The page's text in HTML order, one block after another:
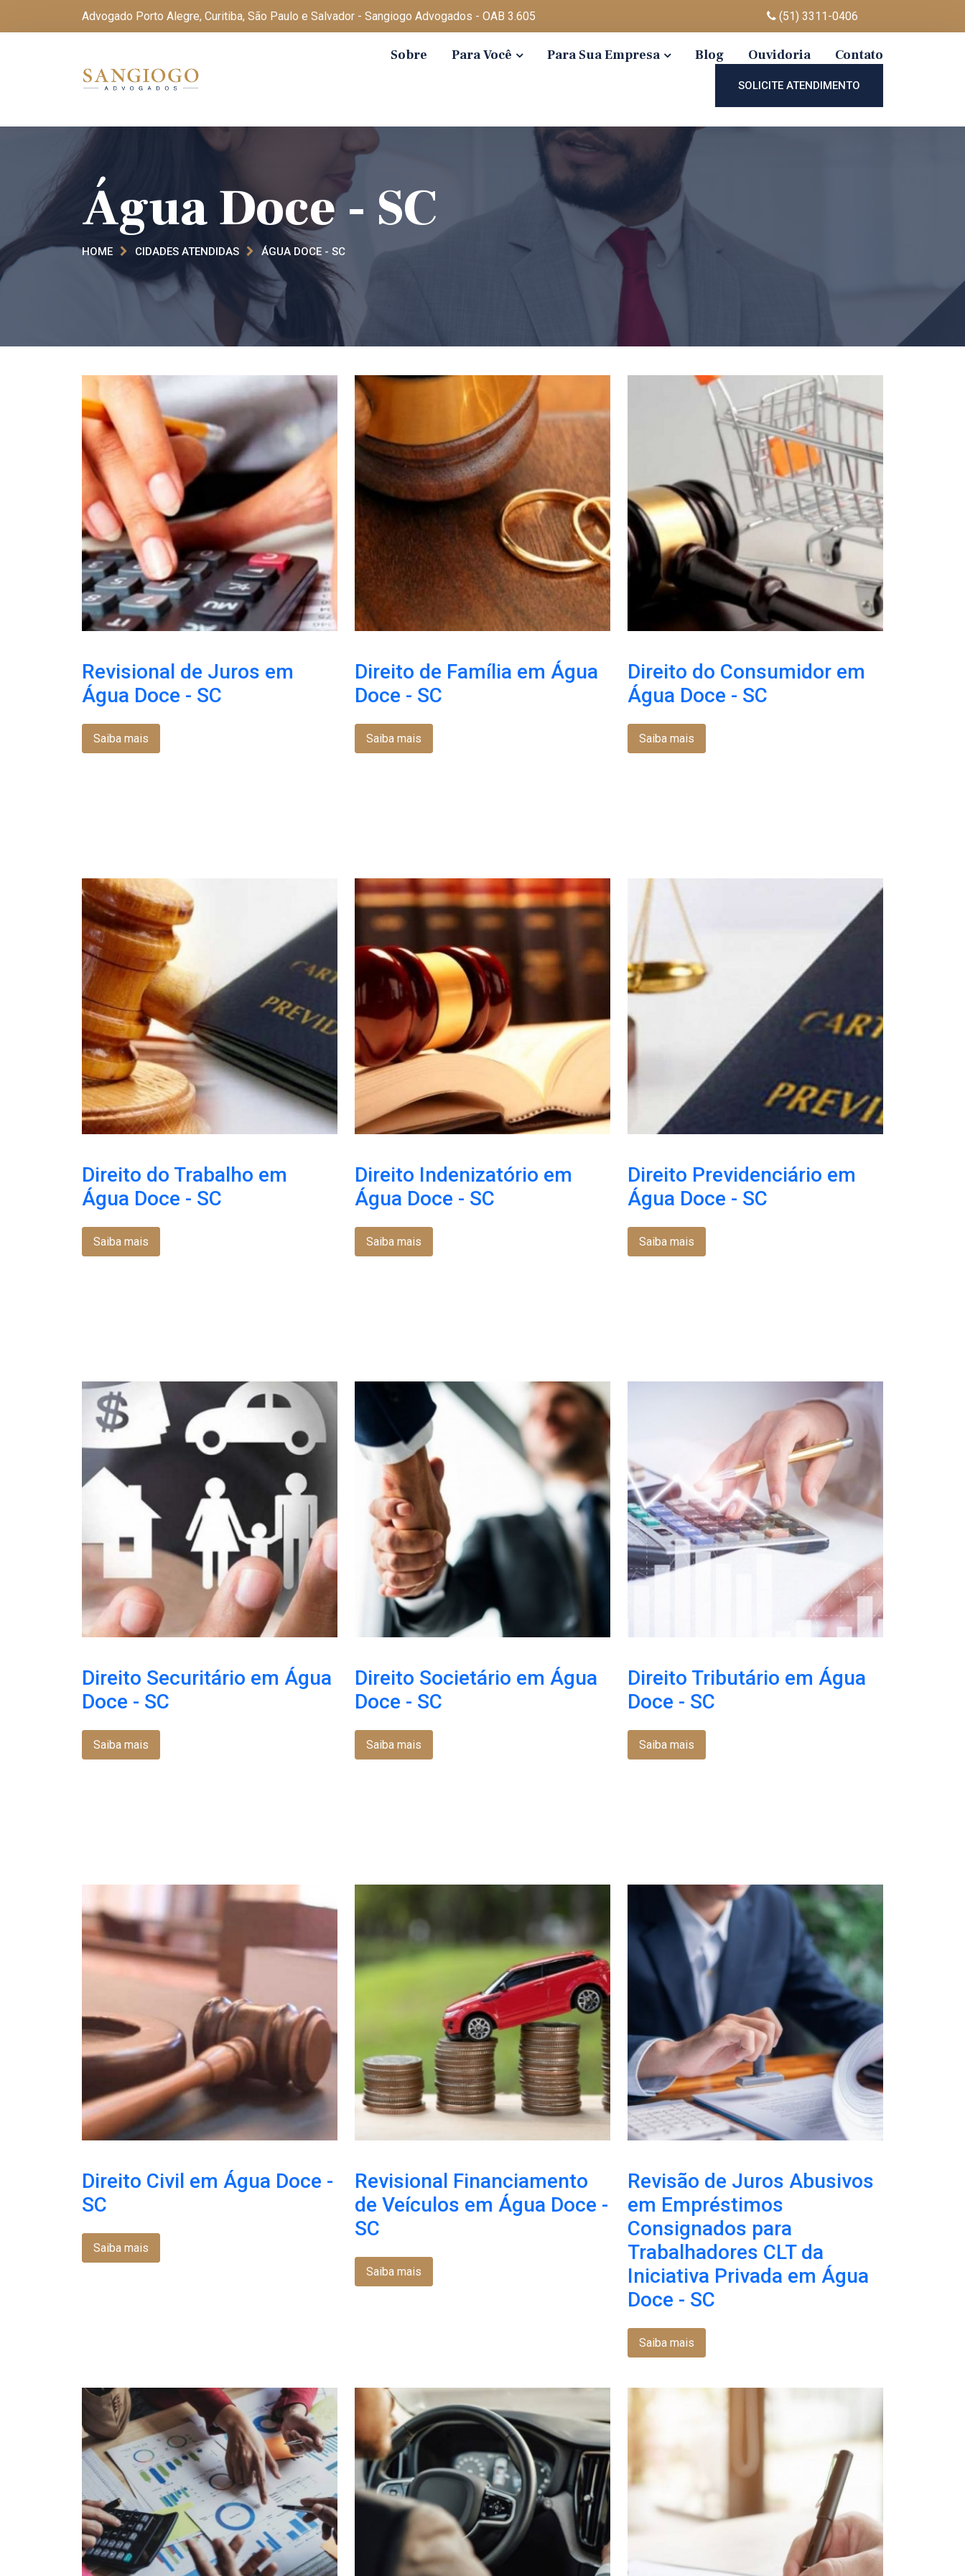
Advogado Porto Alegre, Curitiba, São Paulo e Salvador - Sangiogo Advogados - OAB 3.605 (51) 3311-0406
Sobre Para Você Para Sua Empresa Blog Ouvidoria Contato
SOLICITE ATENDIMENTO
Água Doce - SC
HOME CIDADES ATENDIDAS ÁGUA DOCE - SC
Revisional de Juros em
Água Doce - SC
Saiba mais
Direito de Família em Água
Doce - SC
Saiba mais
Direito do Consumidor em
Água Doce - SC
Saiba mais
Direito do Trabalho em
Água Doce - SC
Saiba mais
Direito Indenizatório em
Água Doce - SC
Saiba mais
Direito Previdenciário em
Água Doce - SC
Saiba mais
Direito Securitário em Água
Doce - SC
Saiba mais
Direito Societário em Água
Doce - SC
Saiba mais
Direito Tributário em Água
Doce - SC
Saiba mais
Direito Civil em Água Doce -
SC
Saiba mais
Revisional Financiamento
de Veículos em Água Doce -
SC
Saiba mais
Revisão de Juros Abusivos
em Empréstimos
Consignados para
Trabalhadores CLT da
Iniciativa Privada em Água
Doce - SC
Saiba mais